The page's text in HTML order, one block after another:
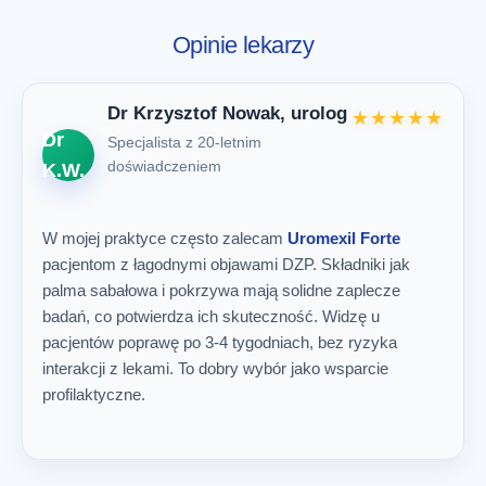
Opinie lekarzy
Dr
K.W.
Dr Krzysztof Nowak, urolog
Specjalista z 20-letnim
doświadczeniem
★★★★★
W mojej praktyce często zalecam Uromexil Forte
pacjentom z łagodnymi objawami DZP. Składniki jak
palma sabałowa i pokrzywa mają solidne zaplecze
badań, co potwierdza ich skuteczność. Widzę u
pacjentów poprawę po 3-4 tygodniach, bez ryzyka
interakcji z lekami. To dobry wybór jako wsparcie
profilaktyczne.